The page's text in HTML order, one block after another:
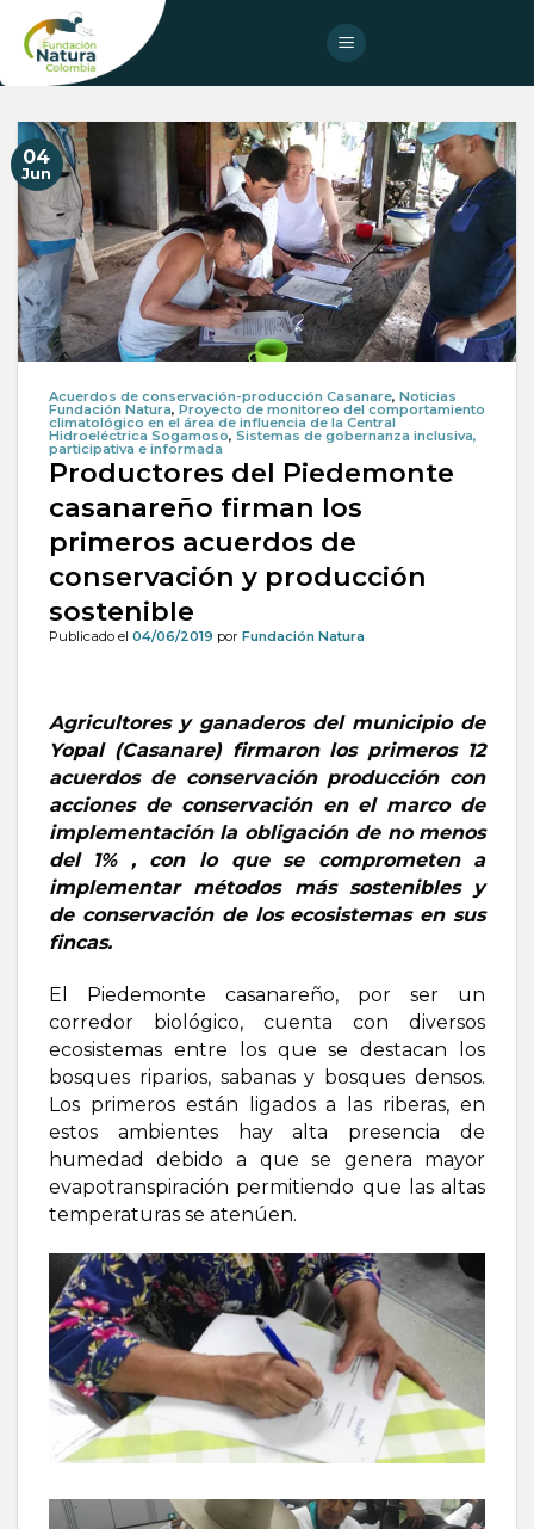
content
04
Jun
Acuerdos de conservación-producción Casanare, Noticias
Fundación Natura, Proyecto de monitoreo del comportamiento
climatológico en el área de influencia de la Central
Hidroeléctrica Sogamoso, Sistemas de gobernanza inclusiva,
participativa e informada
Productores del Piedemonte
casanareño firman los
primeros acuerdos de
conservación y producción
sostenible
Publicado el 04/06/2019 por Fundación Natura
Agricultores y ganaderos del municipio de
Yopal (Casanare) firmaron los primeros 12
acuerdos de conservación producción con
acciones de conservación en el marco de
implementación la obligación de no menos
del 1% , con lo que se comprometen a
implementar métodos más sostenibles y
de conservación de los ecosistemas en sus
fincas.
El Piedemonte casanareño, por ser un
corredor biológico, cuenta con diversos
ecosistemas entre los que se destacan los
bosques riparios, sabanas y bosques densos.
Los primeros están ligados a las riberas, en
estos ambientes hay alta presencia de
humedad debido a que se genera mayor
evapotranspiración permitiendo que las altas
temperaturas se atenúen.